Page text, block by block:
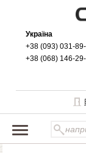
Україна
+38 (093) 031-
+38 (068) 146-